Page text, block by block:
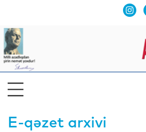
E-qəzet arxivi